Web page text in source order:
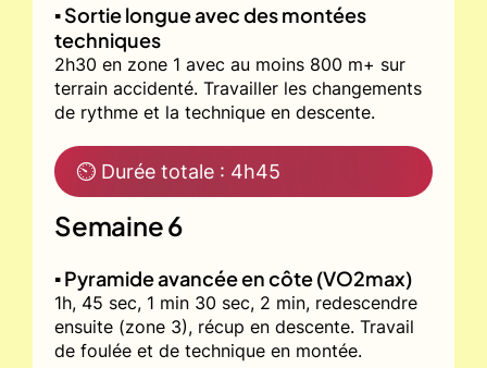
▪️ Sortie longue avec des montées
techniques
2h30 en zone 1 avec au moins 800 m+ sur
terrain accidenté. Travailler les changements
de rythme et la technique en descente.
⏲ Durée totale : 4h45
Semaine 6
▪️ Pyramide avancée en côte (VO2max)
1h, 45 sec, 1 min 30 sec, 2 min, redescendre
ensuite (zone 3), récup en descente. Travail
de foulée et de technique en montée.